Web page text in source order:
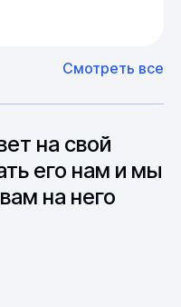
от различных
недели.
из Европы и
мы сможем
и
Смотреть все
на свой
его нам и мы
на него